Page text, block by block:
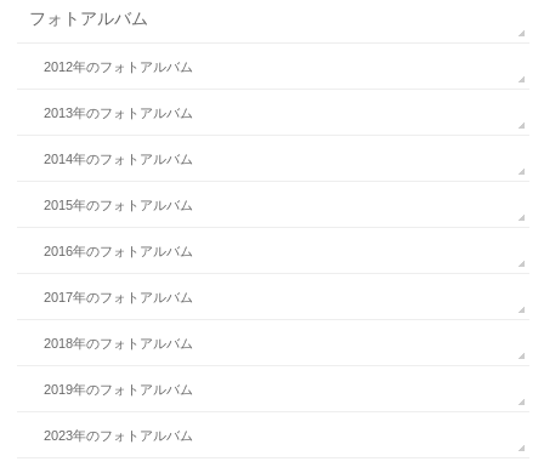
フォトアルバム
2012年のフォトアルバム
2013年のフォトアルバム
2014年のフォトアルバム
2015年のフォトアルバム
2016年のフォトアルバム
2017年のフォトアルバム
2018年のフォトアルバム
2019年のフォトアルバム
2023年のフォトアルバム